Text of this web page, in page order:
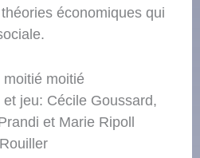
économiques qui
moitié
jeu: Cécile Goussard,
et Marie Ripoll